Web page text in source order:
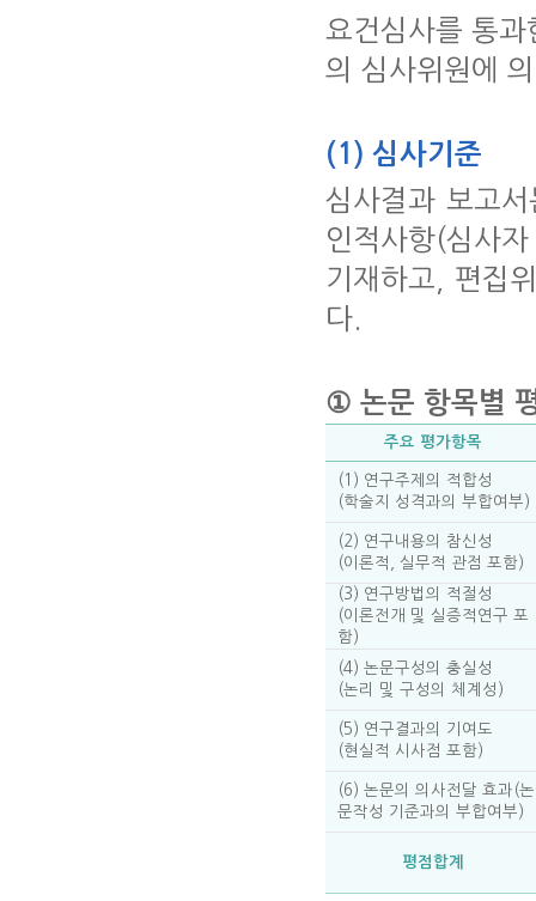
요건심사를 통
의 심사위원에
(1) 심사기준
심사결과 보고
인적사항(심사
기재하고, 편집
다.
① 논문 항목별
주요 평가항목
(1) 연구주제의 적합성
(학술지 성격과의 부합여부)
(2) 연구내용의 참신성
(이론적, 실무적 관점 포함)
(3) 연구방법의 적절성
(이론전개 및 실증적연구 포
함)
(4) 논문구성의 충실성
(논리 및 구성의 체계성)
(5) 연구결과의 기여도
(현실적 시사점 포함)
(6) 논문의 의사전달 효과(논
문작성 기준과의 부합여부)
평점합계